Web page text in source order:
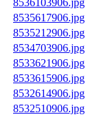
8536103906.jpg
8535617906.jpg
8535212906.jpg
8534703906.jpg
8533621906.jpg
8533615906.jpg
8532614906.jpg
8532510906.jpg